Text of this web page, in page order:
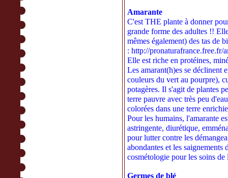
Amarante
C'est THE plante à donner
grande forme des adultes !!
mêmes également) des tas de
: http://pronaturafrance.free.fr/
Elle est riche en protéines,
Les amarant(h)es se déclinent
couleurs du vert au pourpre),
potagères. Il s'agit de plantes
terre pauvre avec très peu
colorées dans une terre
Pour les humains, l'amarante
astringente, diurétique,
pour lutter contre les
abondantes et les
cosmétologie pour les soins de
Germes de blé